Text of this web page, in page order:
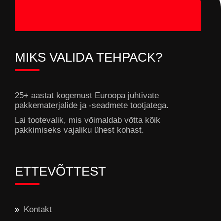
MIKS VALIDA TEHPACK?
25+ aastat kogemust Euroopa juhtivate
pakkematerjalide ja -seadmete tootjatega.
Lai tootevalik, mis võimaldab võtta kõik
pakkimiseks vajaliku ühest kohast.
ETTEVÕTTEST
Kontakt